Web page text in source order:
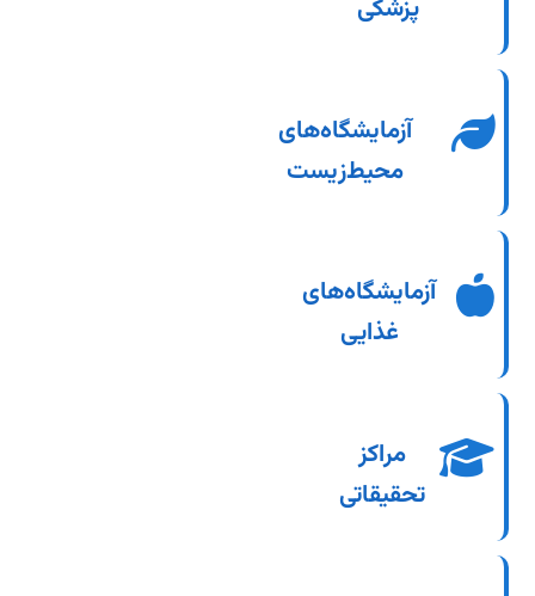
پزشکی
آزمایشگاه‌های
محیط‌زیست
آزمایشگاه‌های
غذایی
مراکز
تحقیقاتی